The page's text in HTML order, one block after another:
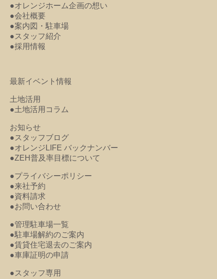
●オレンジホーム企画の想い
●会社概要
●案内図・駐車場
●スタッフ紹介
●採用情報
最新イベント情報
土地活用
●土地活用コラム
お知らせ
●スタッフブログ
●オレンジLIFE バックナンバー
●ZEH普及率目標について
●プライバシーポリシー
●来社予約
●資料請求
●お問い合わせ
●管理駐車場一覧
●駐車場解約のご案内
●賃貸住宅退去のご案内
●車庫証明の申請
●スタッフ専用